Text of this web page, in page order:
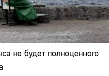
не будет полноценного